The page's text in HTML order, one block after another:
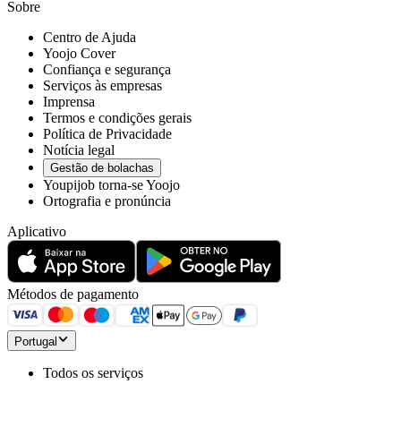
Sobre
Centro de Ajuda
Yoojo Cover
Confiança e segurança
Serviços às empresas
Imprensa
Termos e condições gerais
Política de Privacidade
Notícia legal
Gestão de bolachas
Youpijob torna-se Yoojo
Ortografia e pronúncia
Aplicativo
Métodos de pagamento
Portugal
Todos os serviços